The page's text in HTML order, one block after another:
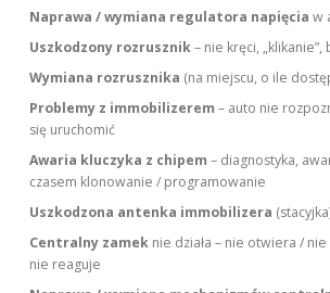
Naprawa / wymiana regulatora napięcia w
Uszkodzony rozrusznik– nie kręci,
Wymiana rozrusznika (na miejscu, o ile
Problemy z immobilizerem – auto nie
się uruchomić
Awaria kluczyka z chipem – diagnostyka,
czasem klonowanie / programowanie
Uszkodzona antenka immobilizera
Centralny zamek nie działa – nie otwiera /
nie reaguje